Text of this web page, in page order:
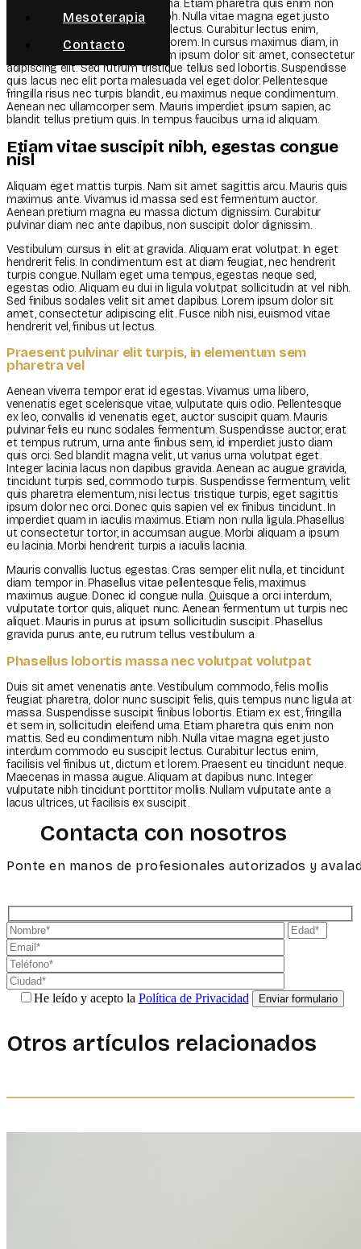
Mesoterapia
Contacto
et sem in, sollicitudin eleifend urna. Etiam pharetra quis enim non
mattis. Sed eu condimentum nibh. Nulla vitae magna eget justo
interdum commodo eu suscipit lectus. Curabitur lectus enim,
facilisis vel finibus ut, dictum et lorem. In cursus maximus diam, in
tempor dolor sodales non. Lorem ipsum dolor sit amet, consectetur
adipiscing elit. Sed rutrum tristique tellus sed lobortis. Suspendisse
quis lacus nec elit porta malesuada vel eget dolor. Pellentesque
fringilla risus nec turpis blandit, eu maximus neque condimentum.
Aenean nec ullamcorper sem. Mauris imperdiet ipsum sapien, ac
blandit tellus pretium quis. In tempus faucibus urna id aliquam.
Etiam vitae suscipit nibh, egestas congue
nisl
Aliquam eget mattis turpis. Nam sit amet sagittis arcu. Mauris quis
maximus ante. Vivamus id massa sed est fermentum auctor.
Aenean pretium magna eu massa dictum dignissim. Curabitur
pulvinar diam nec ante dapibus, non suscipit dolor dignissim.
Vestibulum cursus in elit at gravida. Aliquam erat volutpat. In eget
hendrerit felis. In condimentum est at diam feugiat, nec hendrerit
turpis congue. Nullam eget urna tempus, egestas neque sed,
egestas odio. Aliquam eu dui in ligula volutpat sollicitudin at vel nibh.
Sed finibus sodales velit sit amet dapibus. Lorem ipsum dolor sit
amet, consectetur adipiscing elit. Fusce nibh nisi, euismod vitae
hendrerit vel, finibus ut lectus.
Praesent pulvinar elit turpis, in elementum sem
pharetra vel
Aenean viverra tempor erat id egestas. Vivamus urna libero,
venenatis eget scelerisque vitae, vulputate quis odio. Pellentesque
ex leo, convallis id venenatis eget, auctor suscipit quam. Mauris
pulvinar felis eu nunc sodales fermentum. Suspendisse auctor, erat
et tempus rutrum, urna ante finibus sem, id imperdiet justo diam
quis orci. Sed blandit magna velit, ut varius urna volutpat eget.
Integer lacinia lacus non dapibus gravida. Aenean ac augue gravida,
tincidunt turpis sed, commodo turpis. Suspendisse fermentum, velit
quis pharetra elementum, nisi lectus tristique turpis, eget sagittis
ipsum dolor nec orci. Donec quis sapien vel ex finibus tincidunt. In
imperdiet quam in iaculis maximus. Etiam non nulla ligula. Phasellus
ut consectetur tortor, in accumsan augue. Morbi aliquam a ipsum
eu lacinia. Morbi hendrerit turpis a iaculis lacinia.
Mauris convallis luctus egestas. Cras semper elit nulla, et tincidunt
diam tempor in. Phasellus vitae pellentesque felis, maximus
maximus augue. Donec id congue nulla. Quisque a orci interdum,
vulputate tortor quis, aliquet nunc. Aenean fermentum ut turpis nec
aliquet. Mauris in purus at ipsum sollicitudin suscipit. Phasellus
gravida purus ante, eu rutrum tellus vestibulum a.
Phasellus lobortis massa nec volutpat volutpat
Duis sit amet venenatis ante. Vestibulum commodo, felis mollis
feugiat pharetra, dolor nunc suscipit felis, quis tempus nunc ligula at
massa. Suspendisse suscipit finibus lobortis. Etiam ex est, fringilla
et sem in, sollicitudin eleifend urna. Etiam pharetra quis enim non
mattis. Sed eu condimentum nibh. Nulla vitae magna eget justo
interdum commodo eu suscipit lectus. Curabitur lectus enim,
facilisis vel finibus ut, dictum et lorem. Praesent eu tincidunt neque.
Maecenas in massa augue. Aliquam at dapibus nunc. Integer
vulputate nibh tincidunt porttitor mollis. Nullam vulputate ante a
lacus ultrices, ut facilisis ex suscipit.
Contacta con nosotros
Ponte en manos de profesionales autorizados y
He leído y acepto la Política de Privacidad
Otros artículos relacionados